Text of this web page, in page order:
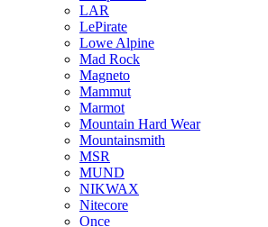
LAR
LePirate
Lowe Alpine
Mad Rock
Magneto
Mammut
Marmot
Mountain Hard Wear
Mountainsmith
MSR
MUND
NIKWAX
Nitecore
Once